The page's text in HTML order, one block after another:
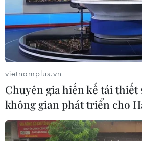
đầu vượt 10 tỷ USD
05/08/2026 00:53
Boeing 737 MAX 7 được đưa vào
thác sau hơn 8 năm chờ đợi
04/08/2026 02:48
vietnamplus.vn
Chuyên gia hiến kế tái thiết
không gian phát triển cho